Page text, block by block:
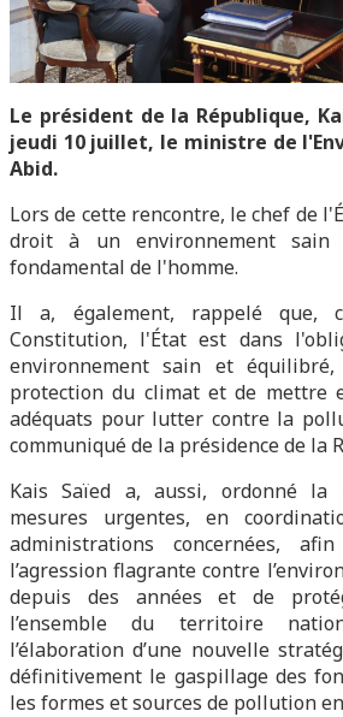
Le président de la République,
jeudi 10 juillet, le ministre de
Abid.
Lors de cette rencontre, le chef de
droit à un environnement
fondamental de l'homme.
Il a, également, rappelé que,
Constitution, l'État est dans
environnement sain et
protection du climat et de mettre
adéquats pour lutter contre la
communiqué de la présidence de la
Kais Saïed a, aussi, ordonné
mesures urgentes, en
administrations concernées,
l’agression flagrante contre
depuis des années et de
l’ensemble du territoire
l’élaboration d’une nouvelle
définitivement le gaspillage des
les formes et sources de pollution